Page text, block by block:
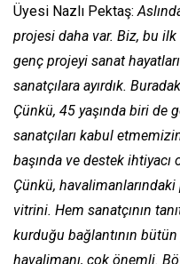
Üyesi Nazlı Pektaş:
projesi daha var. Biz, bu
genç projeyi sanat
sanatçılara ayırdık.
Çünkü, 45 yaşında biri de
sanatçıları kabul
başında ve destek
Çünkü,
vitrini. Hem sanatçının
kurduğu bağlantının
havalimanı, çok önemli.